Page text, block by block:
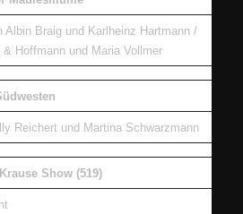
Albin Braig und Karlheinz Hartmann /
Hoffmann und Maria Vollmer
Reichert und Martina Schwarzmann
Show (519)